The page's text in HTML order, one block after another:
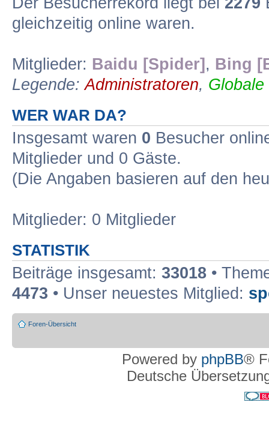
gleichzeitig online waren.
Mitglieder: Baidu [Spider] , Bing
Legende:Administratoren,
WER WAR DA?
Insgesamt waren 0 Besucher
Mitglieder und 0 Gäste.
(Die Angaben basieren auf den
Mitglieder: 0 Mitglieder
STATISTIK
Beiträge insgesamt: 33018 •
4473 • Unser neuestes Mitglied:
Foren-Übersicht
Powered by phpBB®
Deutsche